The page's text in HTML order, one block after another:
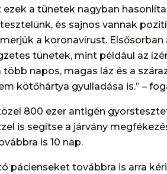
a tünetek nagyban
és sajnos vannak
a koronavírust.
tünetek, mint például az
több napos, magas láz és a
kötőhártya gyulladása is.” –
800 ezer antigén
is segítse a járvány
is 10 nap.
pácienseket továbbra is arra